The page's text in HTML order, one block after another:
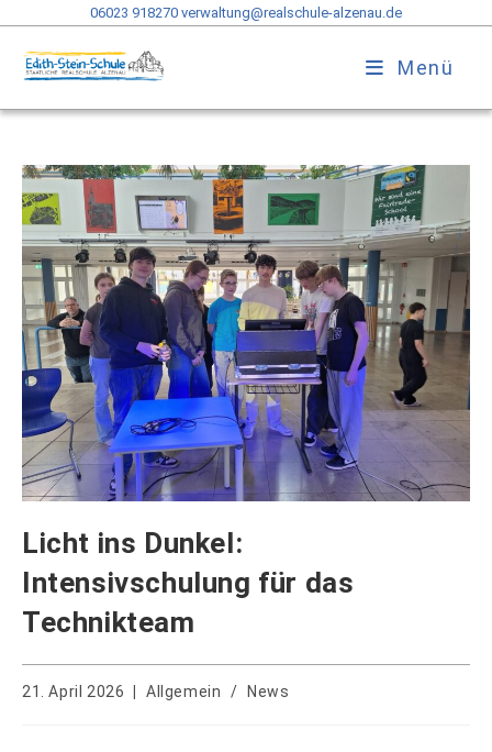
06023 918270 verwaltung@realschule-alzenau.de
Menü
Licht ins Dunkel:
Intensivschulung für das
Technikteam
21. April 2026 Allgemein / News